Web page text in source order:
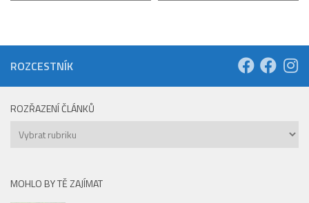
ROZCESTNÍK
ROZŘAZENÍ ČLÁNKŮ
Rozřazení
článků
MOHLO BY TĚ ZAJÍMAT